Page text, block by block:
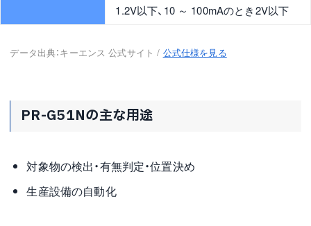
1.2V以下、10 ～ 100mAのとき2V以下
データ出典：キーエンス 公式サイト / 公式仕様を見る
PR-G51Nの主な用途
対象物の検出・有無判定・位置決め
生産設備の自動化